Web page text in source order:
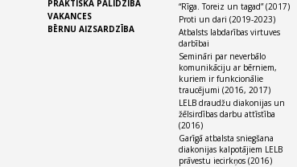
PRAKTISKĀ PALĪDZĪBA
VAKANCES
BĒRNU AIZSARDZĪBA
“Rīga. Toreiz un tagad” (2017)
Proti un dari (2019-2023)
Atbalsts labdarības virtuves
darbībai
Semināri par neverbālo
komunikāciju ar bērniem,
kuriem ir funkcionālie
traucējumi (2016, 2017)
LELB draudžu diakonijas un
žēlsirdības darbu attīstība
(2016)
Garīgā atbalsta sniegšana
diakonijas kalpotājiem LELB
prāvestu iecirkņos (2016)